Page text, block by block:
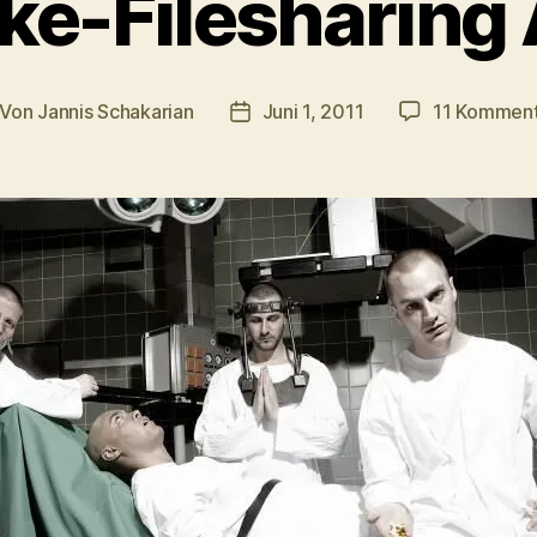
Von Jannis Schakarian Veröffentlichungsdatum
Juni 1, 2011 11